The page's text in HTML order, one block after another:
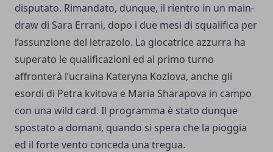
disputato. Rimandato, dunque, il rientro in un main-
draw di Sara Errani, dopo i due mesi di squalifica per
l’assunzione del letrazolo. La giocatrice azzurra ha
superato le qualificazioni ed al primo turno
affronterà l’ucraina Kateryna Kozlova, anche gli
esordi di Petra kvitova e Maria Sharapova in campo
con una wild card. Il programma è stato dunque
spostato a domani, quando si spera che la pioggia
ed il forte vento conceda una tregua.